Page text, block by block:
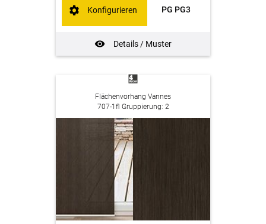
PG PG3
Details / Muster
Konfigurieren
Flächenvorhang Vannes
707-1fl Gruppierung: 2